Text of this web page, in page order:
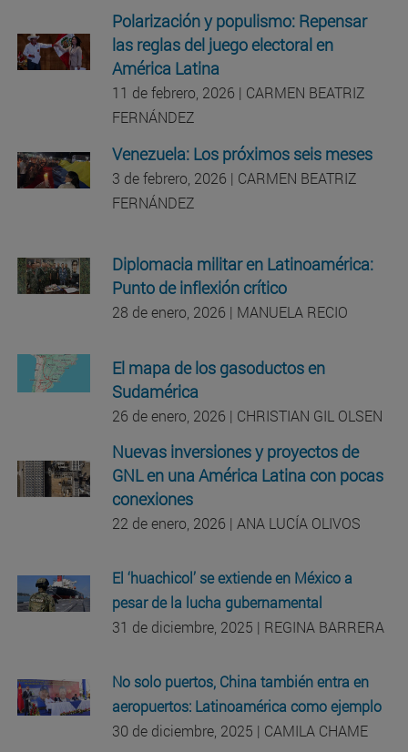
Polarización y populismo: Repensar
las reglas del juego electoral en
América Latina
11 de febrero, 2026 | CARMEN BEATRIZ
FERNÁNDEZ
Venezuela: Los próximos seis meses
3 de febrero, 2026 | CARMEN BEATRIZ
FERNÁNDEZ
Diplomacia militar en Latinoamérica:
Punto de inflexión crítico
28 de enero, 2026 | MANUELA RECIO
El mapa de los gasoductos en
Sudamérica
26 de enero, 2026 | CHRISTIAN GIL OLSEN
Nuevas inversiones y proyectos de
GNL en una América Latina con pocas
conexiones
22 de enero, 2026 | ANA LUCÍA OLIVOS
El ‘huachicol’ se extiende en México a
pesar de la lucha gubernamental
31 de diciembre, 2025 | REGINA BARRERA
No solo puertos, China también entra en
aeropuertos: Latinoamérica como ejemplo
30 de diciembre, 2025 | CAMILA CHAME